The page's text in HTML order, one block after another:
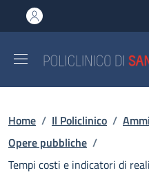
al contenuto principale
to footer content
Briciole di
Home / Il Policlinico /
Opere pubbliche /
Tempi costi e indicatori di